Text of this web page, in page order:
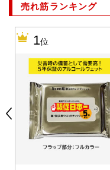
売れ筋ランキング
1位